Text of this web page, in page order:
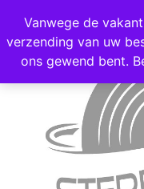
Voor 16:00
Vanwege de
verzending van uw
ons gewend bent.